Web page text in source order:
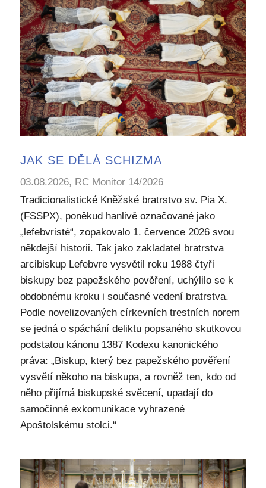
JAK SE DĚLÁ SCHIZMA
03.08.2026, RC Monitor 14/2026
Tradicionalistické Kněžské bratrstvo sv. Pia X.
(FSSPX), poněkud hanlivě označované jako
„lefebvristé“, zopakovalo 1. července 2026 svou
někdejší historii. Tak jako zakladatel bratrstva
arcibiskup Lefebvre vysvětil roku 1988 čtyři
biskupy bez papežského pověření, uchýlilo se k
obdobnému kroku i současné vedení bratrstva.
Podle novelizovaných církevních trestních norem
se jedná o spáchání deliktu popsaného skutkovou
podstatou kánonu 1387 Kodexu kanonického
práva: „Biskup, který bez papežského pověření
vysvětí někoho na biskupa, a rovněž ten, kdo od
něho přijímá biskupské svěcení, upadají do
samočinné exkomunikace vyhrazené
Apoštolskému stolci.“